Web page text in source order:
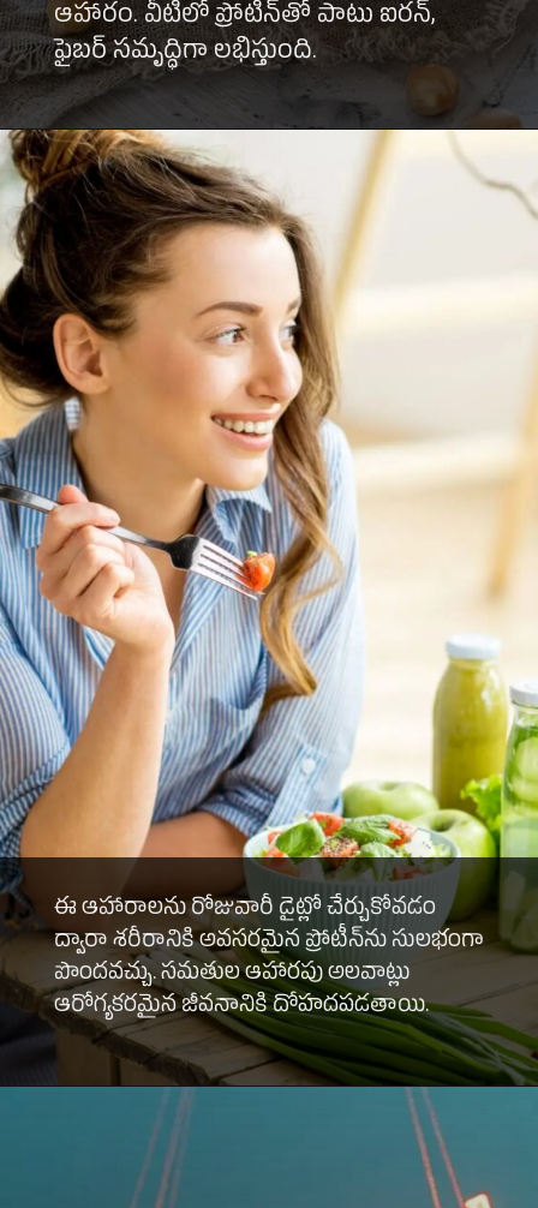
ఆహారం. వీటిలో ప్రోటీన్‌తో పాటు ఐరన్,
ఫైబర్ సమృద్ధిగా లభిస్తుంది.
ఈ ఆహారాలను రోజువారీ డైట్లో చేర్చుకోవడం
ద్వారా శరీరానికి అవసరమైన ప్రోటీన్‌ను సులభంగా
పొందవచ్చు. సమతుల ఆహారపు అలవాట్లు
ఆరోగ్యకరమైన జీవనానికి దోహదపడతాయి.